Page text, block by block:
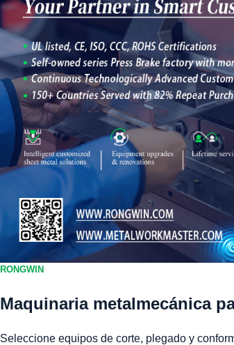
RONGWIN
Maquinaria metalmecánica
Seleccione equipos de corte, plegado y